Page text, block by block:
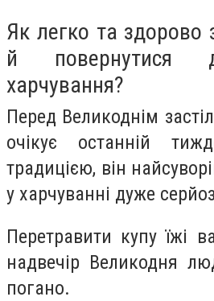
Як легко та здорово
й повернутися
харчування?
Перед Великоднім
очікує останній
традицією, він
у харчуванні дуже
Перетравити купу їжі
надвечір Великодня
погано.